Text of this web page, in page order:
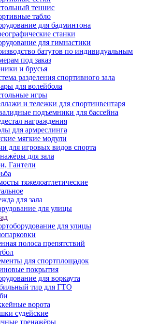
теннис
табло
для бадминтона
станки
для гимнастики
батутов по индивидуальным
под заказ
и брусья
разделения спортивного зала
для волейбола
игры
и тележки для спортинвентаря
подъемники для бассейна
награждения
для армреслинга
мягкие модули
для игровых видов спорта
для зала
Гантели
тяжелоатлетические
для зала
для улицы
для улицы
полоса препятствий
для спортплощадок
покрытия
для воркаута
тир для ГТО
ворота
судейские
тренажёры